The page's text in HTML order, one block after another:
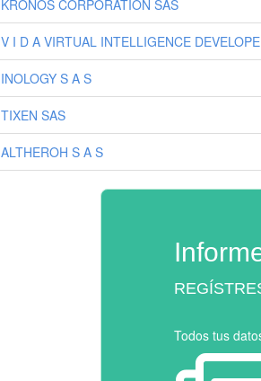
KRONOS CORPORATION SAS
V I D A VIRTUAL INTELLIGENCE
INOLOGY S A S
TIXEN SAS
ALTHEROH S A S
Todos tus